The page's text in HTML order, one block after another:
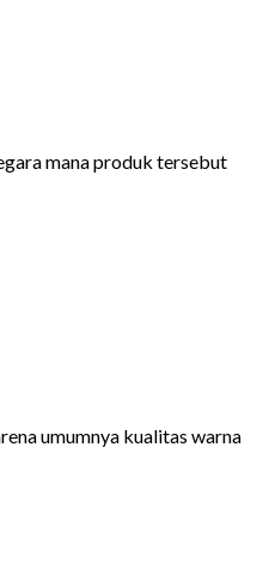
mana produk tersebut
umumnya kualitas warna